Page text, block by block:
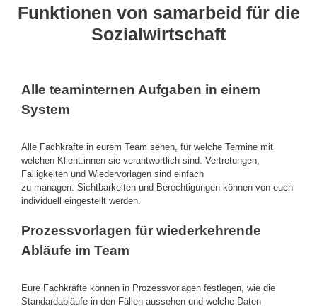
Funktionen von samarbeid für die
Sozialwirtschaft
Alle teaminternen Aufgaben in einem
System
Alle Fachkräfte in eurem Team sehen, für welche Termine mit
welchen Klient:innen sie verantwortlich sind. Vertretungen,
Fälligkeiten und Wiedervorlagen sind einfach
zu managen. Sichtbarkeiten und Berechtigungen können von euch
individuell eingestellt werden.
Prozessvorlagen für wiederkehrende
Abläufe im Team
Eure Fachkräfte können in Prozessvorlagen festlegen, wie die
Standardabläufe in den Fällen aussehen und welche Daten